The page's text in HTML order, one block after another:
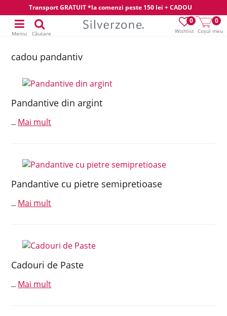
Transport GRATUIT *la comenzi peste 150 lei + CADOU
Wishlist
0
Coșul meu
0
Meniu Căutare
cadou pandantiv
Pandantive din argint
... Mai mult
Pandantive cu pietre semipretioase
... Mai mult
Cadouri de Paste
... Mai mult